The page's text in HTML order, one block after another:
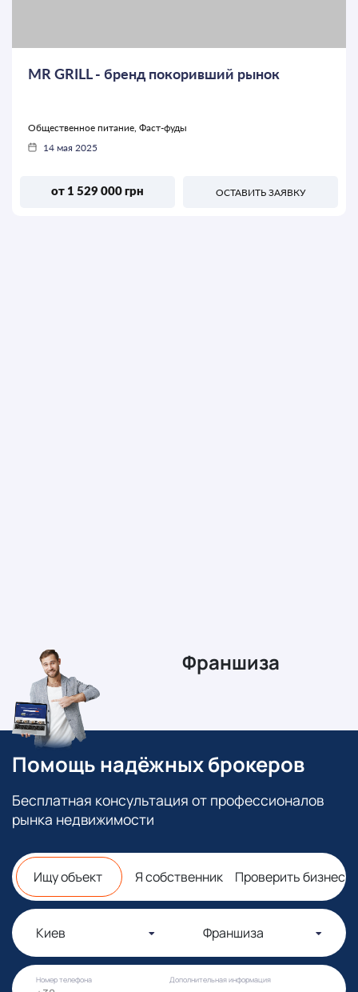
MR GRILL - бренд покоривший рынок
Общественное питание, Фаст-фуды
14 мая 2025
от 1 529 000 грн ОСТАВИТЬ ЗАЯВКУ
Франшиза
Помощь надёжных брокеров
Бесплатная консультация от профессионалов
рынка недвижимости
Ищу объект Я собственник Проверить бизнес
Киев Франшиза
Номер телефона Дополнительная информация